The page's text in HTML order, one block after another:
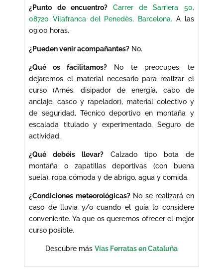
¿Punto de encuentro?
Carrer de Sarriera 50,
08720 Vilafranca del Penedès, Barcelona. A las
09:00 horas.
¿Pueden venir acompañantes? No.
¿Qué os facilitamos? No te preocupes, te
dejaremos el material necesario para realizar el
curso (Arnés, disipador de energía, cabo de
anclaje, casco y rapelador), material colectivo y
de seguridad, Técnico deportivo en montaña y
escalada titulado y experimentado, Seguro de
actividad.
¿Qué debéis llevar? Calzado tipo bota de
montaña o zapatillas deportivas (con buena
suela), ropa cómoda y de abrigo, agua y comida.
¿Condiciones meteorológicas?No se realizará en
caso de lluvia y/o cuando el guía lo considere
conveniente. Ya que os queremos ofrecer el mejor
curso posible.
Descubre más Vías Ferratas en Cataluña